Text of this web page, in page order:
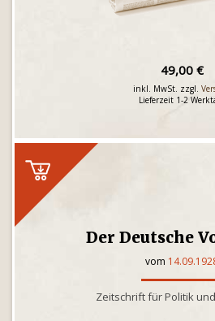
49,00 €
inkl. MwSt. zzgl.
Lieferzeit 1-2
Der Deutsche
vom
Zeitschrift für Politik